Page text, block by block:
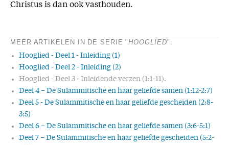
Christus is dan ook vasthouden.
MEER ARTIKELEN IN DE SERIE "HOOGLIED":
Hooglied - Deel 1 - Inleiding (1)
Hooglied - Deel 2 - Inleiding (2)
Hooglied - Deel 3 - Inleidende verzen (1:1-11).
Deel 4 – De Sulammitische en haar geliefde samen (1:12-2:7)
Deel 5 - De Sulammitische en haar geliefde gescheiden (2:8-
3:5)
Deel 6 – De Sulammitische en haar geliefde samen (3:6-5:1)
Deel 7 – De Sulammitische en haar geliefde gescheiden (5:2-